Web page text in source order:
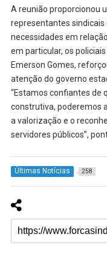
A reunião proporcionou
representantes sindicais
necessidades em
em particular, os
Emerson Gomes,
atenção do governo
“Estamos confiantes de
construtiva, poderemos
a valorização e o
servidores públicos”,
Últimas Notícias 258